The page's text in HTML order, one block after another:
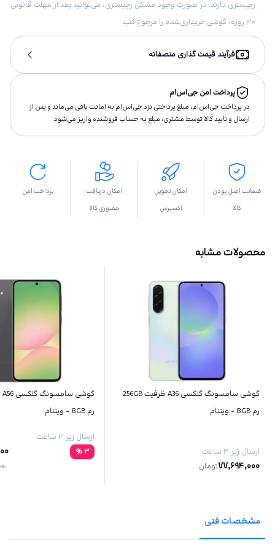
رجیستری دارند. در صورت وجود مشکل رجیستری، می‌توانید بعد از مهلت قانونی
۳۰ روزه، گوشی خریداری‌شده را مرجوع کنید.
فرآیند قیمت گذاری منصفانه
پرداخت امن جی‌اس‌ام
در پرداخت جی‌اس‌ام، مبلغ پرداختى نزد جی‌اس‌ام به امانت باقى مى‌ماند و پس از
ارسال و تاييد كالا توسط مشتری، مبلغ به حساب فروشنده واريز مى‌شود.
ضمانت اصل بودن
کالا
امکان تحویل
اکسپرس
امکان دریافت
حضوری کالا
پرداخت امن
محصولات مشابه
گوشی سامسونگ گلکسی A36 ظرفیت 256GB
رم 8GB - ویتنام
ارسال زیر ۳ ساعت
77,694,000تومان
رم 8GB - ویتنام
ارسال زیر ۳ ساعت
3
%
مشخصات فنی